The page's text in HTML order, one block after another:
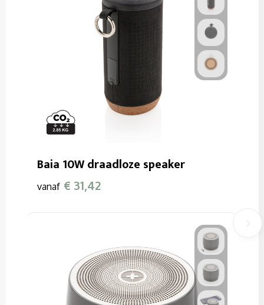
Baia 10W draadloze speaker
vanaf € 31,42